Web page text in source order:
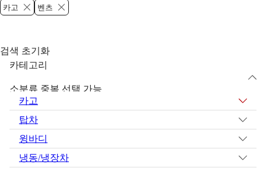
카고 벤츠
검색 초기화
카테고리
소분류 중복 선택 가능
카고
탑차
윙바디
냉동/냉장차